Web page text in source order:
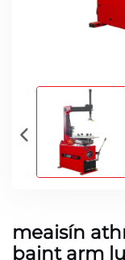
meaisín
baint arm